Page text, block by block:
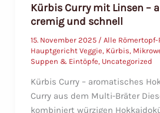
Kürbis Curry mit Linsen –
cremig und schnell
15. November 2025 / Alle Römertopf-
Hauptgericht Veggie, Kürbis,
Suppen & Eintöpfe, Uncategorized
Kürbis Curry – aromatisches
Curry aus dem Multi-Bräter
kombiniert würzigen